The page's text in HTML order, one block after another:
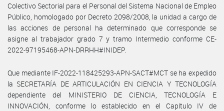
Colectivo Sectorial para el Personal del Sistema Nacional de Empleo
Público, homologado por Decreto 2098/2008, la unidad a cargo de
las acciones de personal ha determinado que corresponde se
asigne al trabajador grado 7 y tramo Intermedio conforme CE-
2022-97195468-APN-DRRHH#INIDEP.
Que mediante IF-2022-118425293-APN-SACT#MCT se ha expedido
la SECRETARÍA DE ARTICULACIÓN EN CIENCIA Y TECNOLOGÍA
dependiente del MINISTERIO DE CIENCIA, TECNOLOGÍA E
INNOVACIÓN, conforme lo establecido en el Capítulo IV de